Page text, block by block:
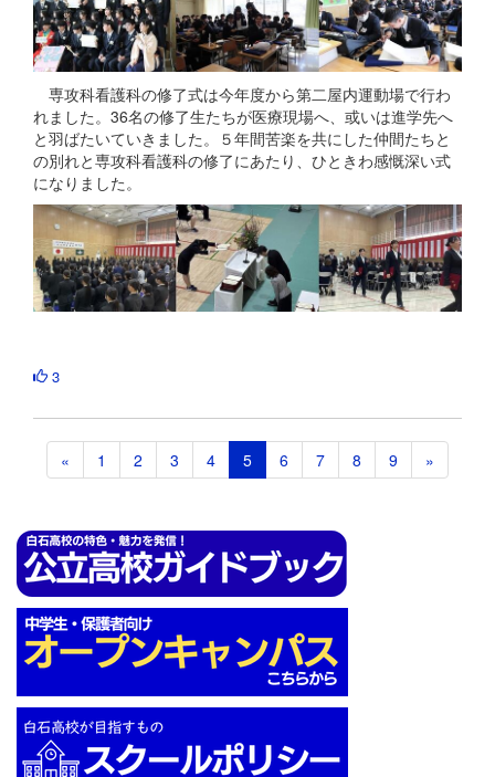
専攻科看護科の修了式は今年度から第二屋内運動場で行わ
れました。36名の修了生たちが医療現場へ、或いは進学先へ
と羽ばたいていきました。５年間苦楽を共にした仲間たちと
の別れと専攻科看護科の修了にあたり、ひときわ感慨深い式
になりました。
3
« 1 2 3 4 5 6 7 8 9 »